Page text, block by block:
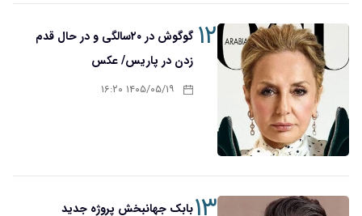
۱۲
گوگوش در ۲۰سالگی و در حال قدم
زدن در پاریس/ عکس
۱۴۰۵/۰۵/۱۹ ۱۶:۲۰
بابک جهانبخش پروژه جدید